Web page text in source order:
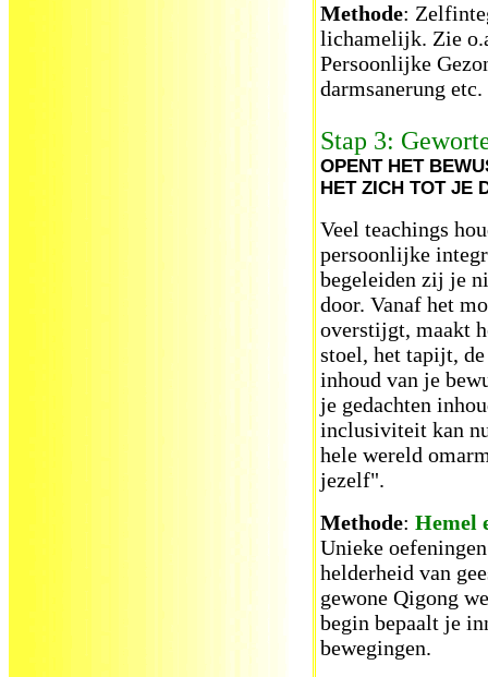
Methode:
lichamelijk. Zie
Persoonlijke
darmsanerung
Stap 3:
OPENT HET
HET ZICH TOT JE
Veel teachings
persoonlijke
begeleiden zij je
door. Vanaf het
overstijgt, maakt
stoel, het tapijt,
inhoud van je
je gedachten
inclusiviteit kan
hele wereld
jezelf".
Methode: Hemel
Unieke
helderheid van
gewone Qigong
begin bepaalt je
bewegingen.